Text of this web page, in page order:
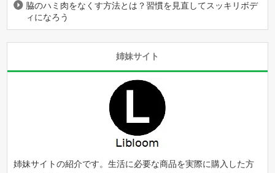
脇のハミ肉をなくす方法とは？習慣を見直してスッキリボデ
ィになろう
姉妹サイト
姉妹サイトの紹介です。生活に必要な商品を実際に購入した方